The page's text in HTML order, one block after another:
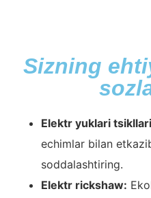
Sizning
Elektr yuklari
echimlar bilan
soddalashtiring.
Elektr rickshaw: